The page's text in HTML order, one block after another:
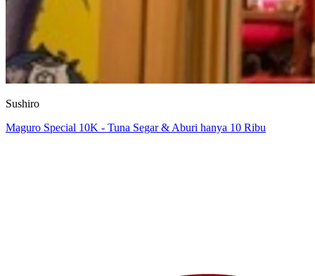
Sushiro
Maguro Special 10K - Tuna Segar & Aburi hanya 10 Ribu